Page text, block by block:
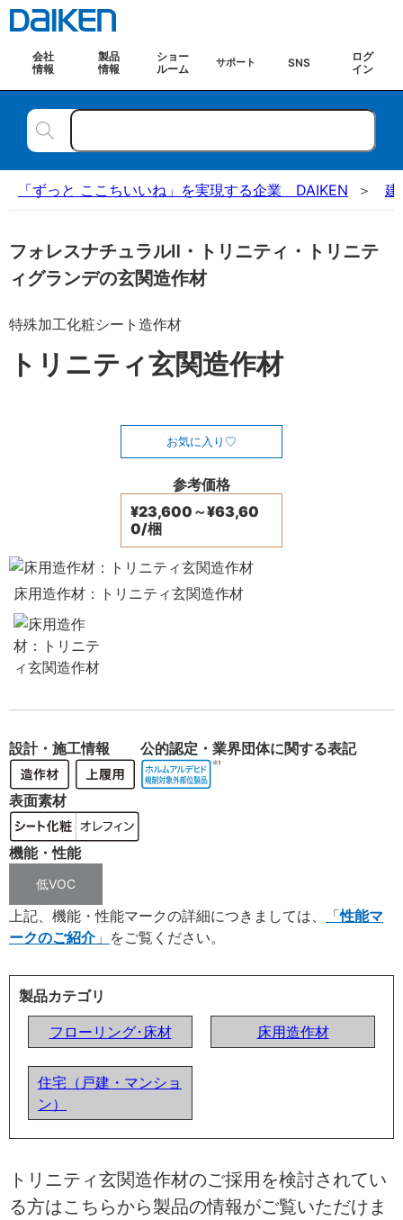
会社
情報
製品
情報
ショー
ルーム
サポート SNS
ログ
イン
「ずっと ここちいいね」を実現する企業 DAIKEN 建
フォレスナチュラルⅡ・トリニティ・トリニテ
ィグランデの玄関造作材
特殊加工化粧シート造作材
トリニティ玄関造作材
お気に入り
参考価格
¥23,600～¥63,60
0/梱
床用造作材：トリニティ玄関造作材
設計・施工情報 公的認定・業界団体に関する表記
表面素材
機能・性能
低VOC
上記、機能・性能マークの詳細につきましては、
性能マ
ークのご紹介
をご覧ください。
製品カテゴリ
フローリング･床材
床用造作材
住宅（戸建・マンショ
ン）
トリニティ玄関造作材のご採用を検討されてい
る方はこちらから製品の情報がご覧いただけま